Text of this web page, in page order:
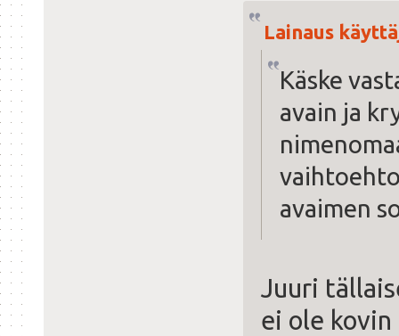
Lainaus
Käske
avain ja
avaimen
Juuri
ei ole